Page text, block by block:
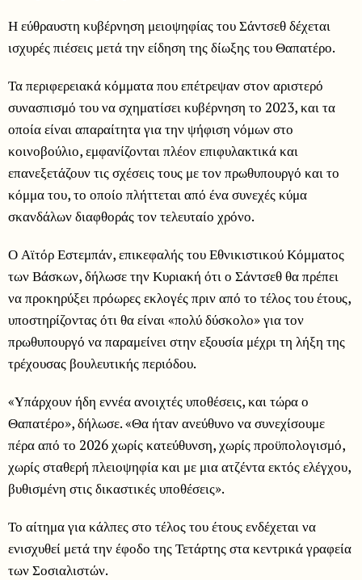
Η εύθραυστη κυβέρνηση μειοψηφίας του Σάντσεθ δέχεται
ισχυρές πιέσεις μετά την είδηση της δίωξης του Θαπατέρο.
Τα περιφερειακά κόμματα που επέτρεψαν στον αριστερό
συνασπισμό του να σχηματίσει κυβέρνηση το 2023, και τα
οποία είναι απαραίτητα για την ψήφιση νόμων στο
κοινοβούλιο, εμφανίζονται πλέον επιφυλακτικά και
επανεξετάζουν τις σχέσεις τους με τον πρωθυπουργό και το
κόμμα του, το οποίο πλήττεται από ένα συνεχές κύμα
σκανδάλων διαφθοράς τον τελευταίο χρόνο.
Ο Αϊτόρ Εστεμπάν, επικεφαλής του Εθνικιστικού Κόμματος
των Βάσκων, δήλωσε την Κυριακή ότι ο Σάντσεθ θα πρέπει
να προκηρύξει πρόωρες εκλογές πριν από το τέλος του έτους,
υποστηρίζοντας ότι θα είναι «πολύ δύσκολο» για τον
πρωθυπουργό να παραμείνει στην εξουσία μέχρι τη λήξη της
τρέχουσας βουλευτικής περιόδου.
«Υπάρχουν ήδη εννέα ανοιχτές υποθέσεις, και τώρα ο
Θαπατέρο», δήλωσε. «Θα ήταν ανεύθυνο να συνεχίσουμε
πέρα από το 2026 χωρίς κατεύθυνση, χωρίς προϋπολογισμό,
χωρίς σταθερή πλειοψηφία και με μια ατζέντα εκτός ελέγχου,
βυθισμένη στις δικαστικές υποθέσεις».
Το αίτημα για κάλπες στο τέλος του έτους ενδέχεται να
ενισχυθεί μετά την έφοδο της Τετάρτης στα κεντρικά γραφεία
των Σοσιαλιστών.